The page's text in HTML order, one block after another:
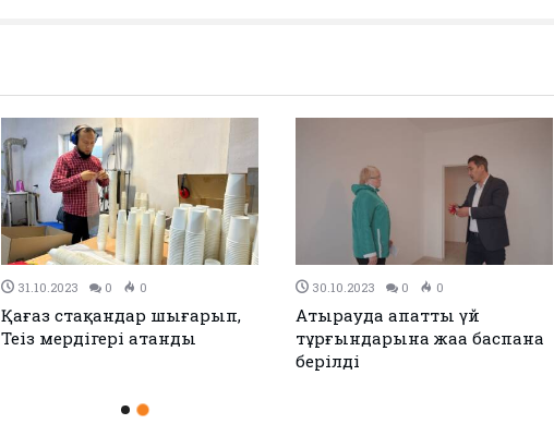
31.10.2023 0 0
Қағаз стақандар шығарып,
Теңіз мердігері атанды
30.10.2023 0 0
Атырауда апатты үй
тұрғындарына жаңа баспана
берілді